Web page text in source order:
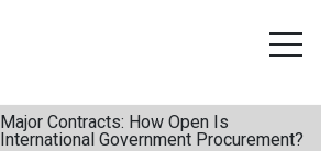
Major Contracts: How Open Is
International Government Procurement?